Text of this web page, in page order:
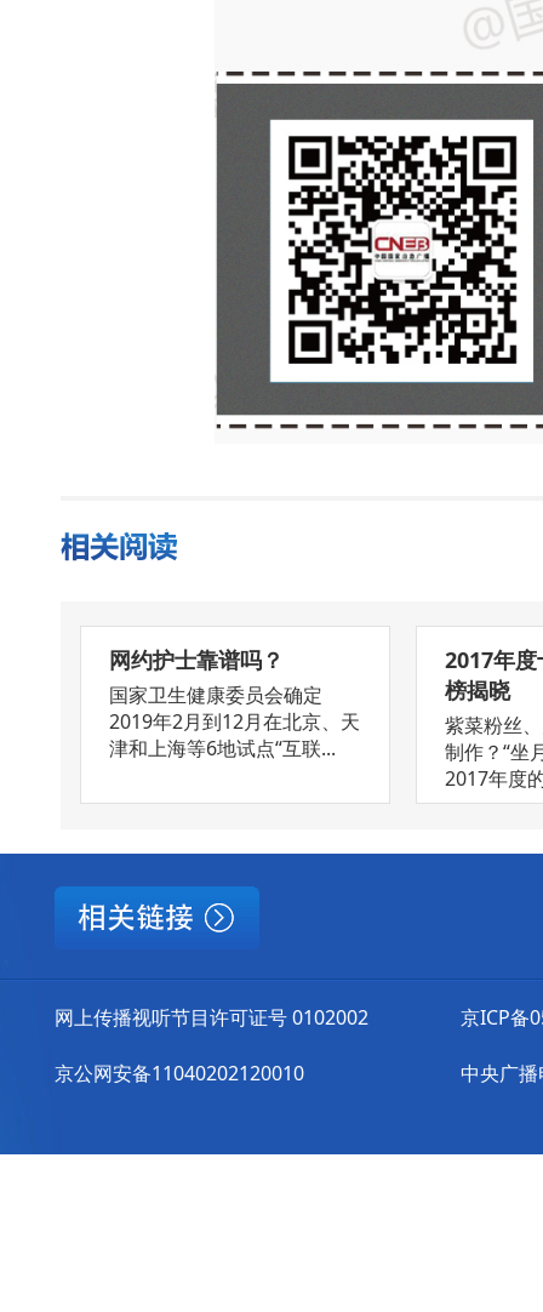
网约护士靠谱吗？
国家卫生健康委员会确定
2019年2月到12月在北京、天
津和上海等6地试点“互联...
2017年度
榜揭晓
紫菜粉丝
制作？“坐
2017年度
网上传播视听节目许可证号 0102002
京公网安备11040202120010
京ICP备
中央广